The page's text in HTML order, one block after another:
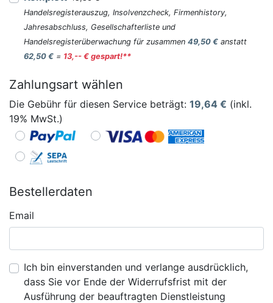
Handelsregisterauszug, Insolvenzcheck, Firmenhistory,
Jahresabschluss, Gesellschafterliste und
Handelsregisterüberwachung für zusammen 49,50 € anstatt
62,50 € = 13,-- € gespart!**
Zahlungsart wählen
Die Gebühr für diesen Service beträgt: 19,64 € (inkl.
19% MwSt.)
Bestellerdaten
Email
Ich bin einverstanden und verlange ausdrücklich,
dass Sie vor Ende der Widerrufsfrist mit der
Ausführung der beauftragten Dienstleistung